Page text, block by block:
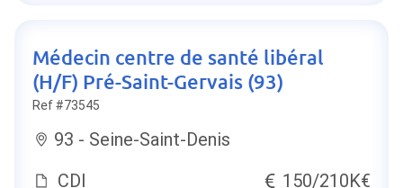
Médecin centre de santé libéral
(H/F) Pré-Saint-Gervais (93)
Ref #73545
93 - Seine-Saint-Denis
CDI
150/210K€